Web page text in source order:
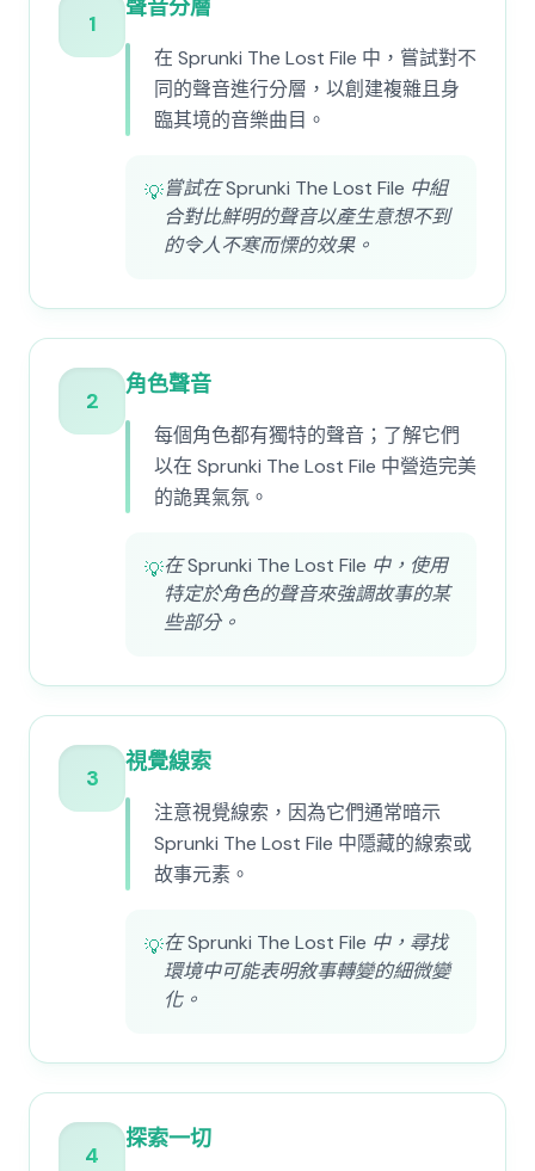
1
聲音分層
在 Sprunki The Lost File 中，嘗試對不
同的聲音進行分層，以創建複雜且身
臨其境的音樂曲目。
💡嘗試在 Sprunki The Lost File 中組
合對比鮮明的聲音以產生意想不到
的令人不寒而慄的效果。
2
角色聲音
每個角色都有獨特的聲音；了解它們
以在 Sprunki The Lost File 中營造完美
的詭異氣氛。
💡在 Sprunki The Lost File 中，使用
特定於角色的聲音來強調故事的某
些部分。
3
視覺線索
注意視覺線索，因為它們通常暗示
Sprunki The Lost File 中隱藏的線索或
故事元素。
💡在 Sprunki The Lost File 中，尋找
環境中可能表明敘事轉變的細微變
化。
4
探索一切